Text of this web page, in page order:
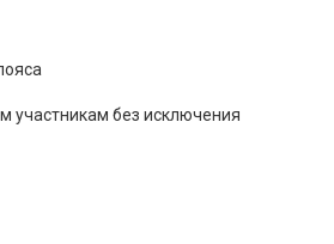
участникам без исключения